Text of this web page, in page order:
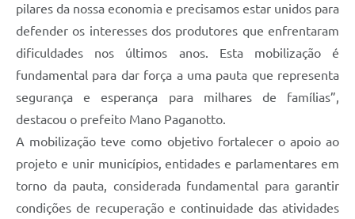
pilares da nossa economia e precisamos estar unidos para
defender os interesses dos produtores que enfrentaram
dificuldades nos últimos anos. Esta mobilização é
fundamental para dar força a uma pauta que representa
segurança e esperança para milhares de famílias”,
destacou o prefeito Mano Paganotto.
A mobilização teve como objetivo fortalecer o apoio ao
projeto e unir municípios, entidades e parlamentares em
torno da pauta, considerada fundamental para garantir
condições de recuperação e continuidade das atividades